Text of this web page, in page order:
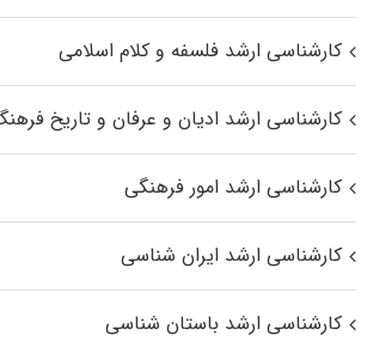
کارشناسی ارشد فلسفه و کلام اسلامی
کارشناسی ارشد ادیان و عرفان و تاریخ
کارشناسی ارشد امور فرهنگی
کارشناسی ارشد ایران شناسی
کارشناسی ارشد باستان شناسی